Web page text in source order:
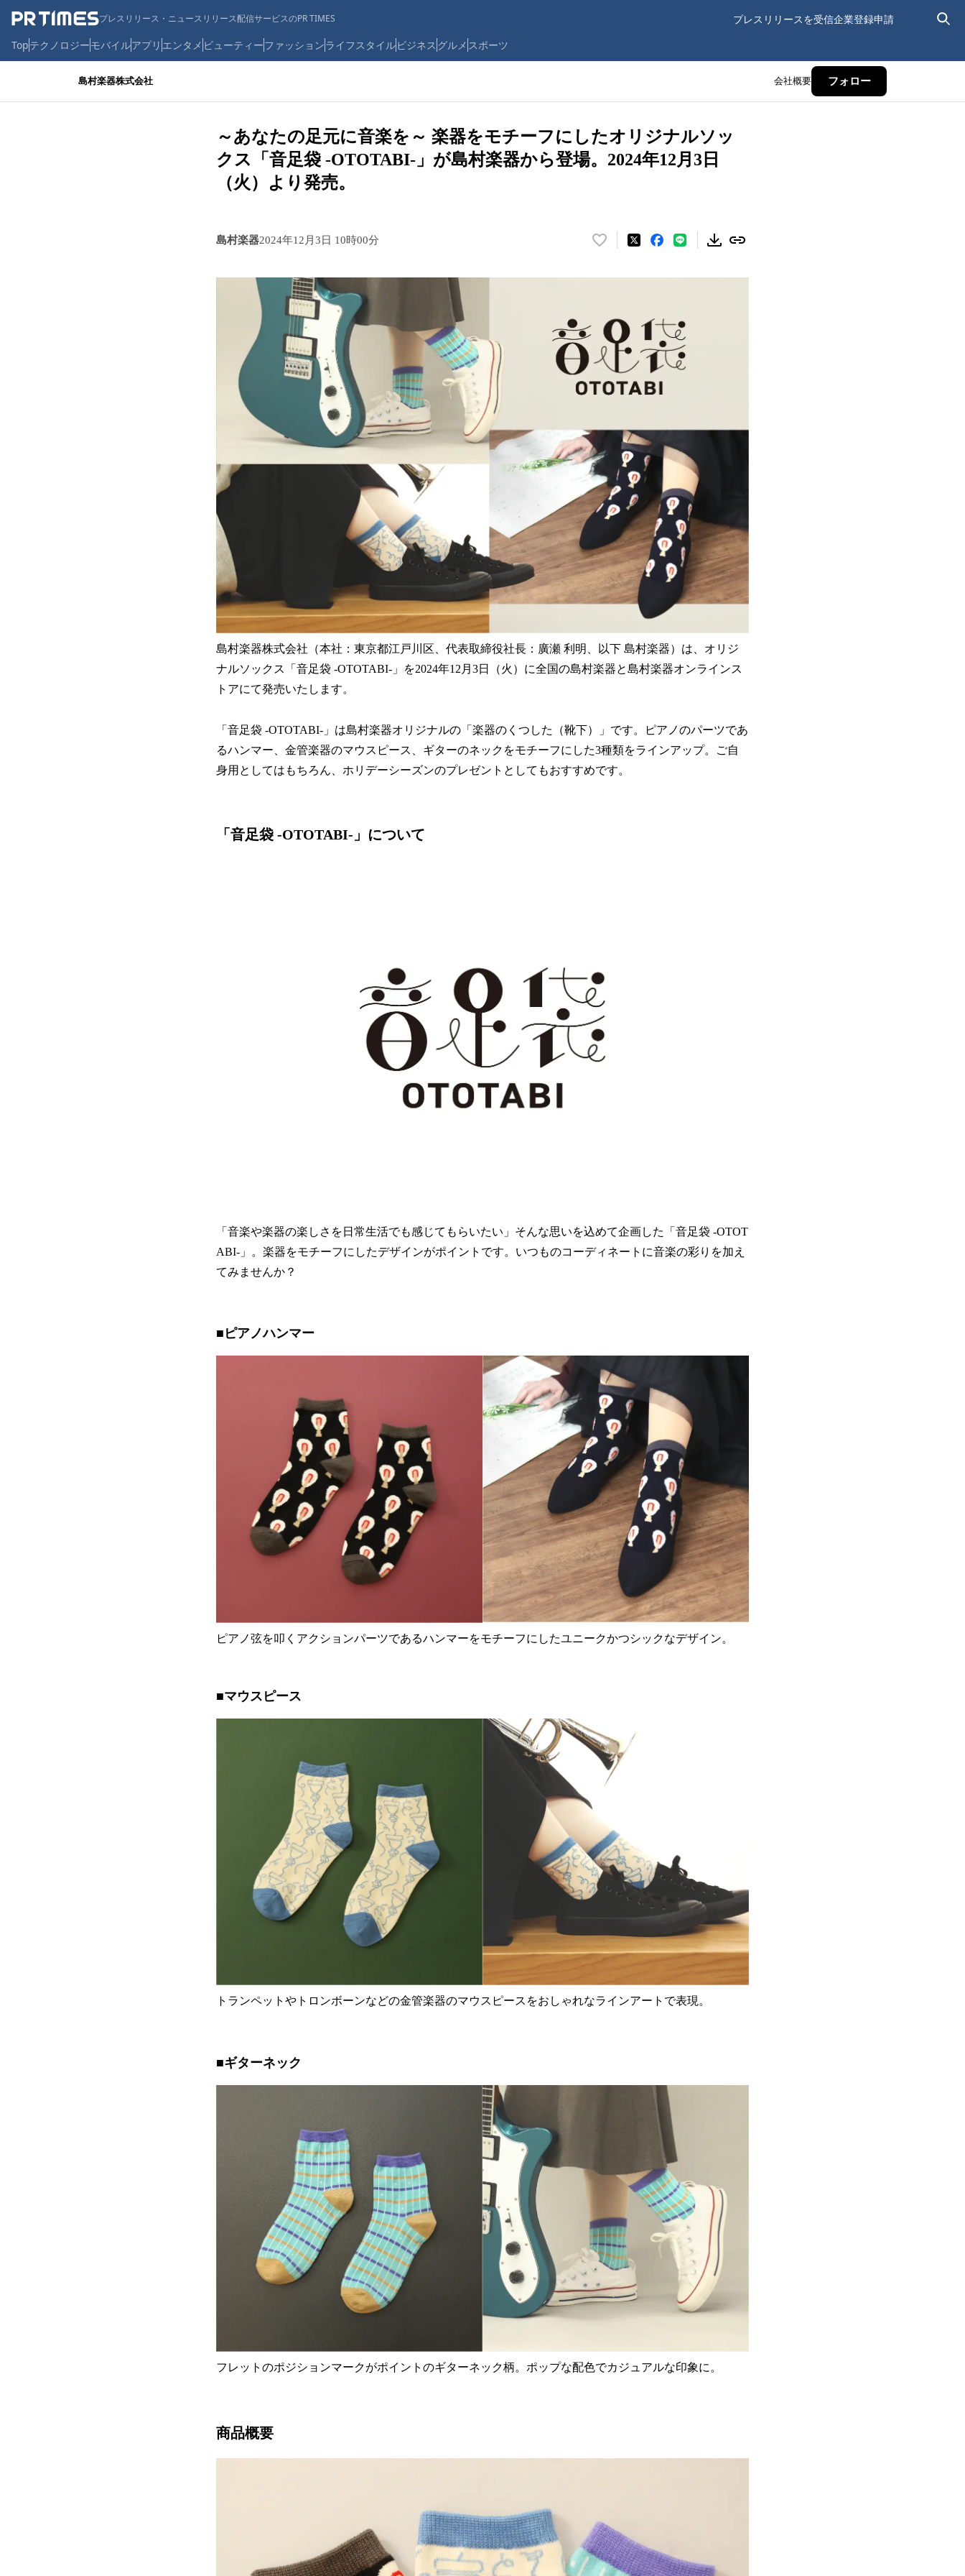
プレスリリース・ニュースリリース配信サービスのPR TIMES プレスリリースを受信企業登録申請
Topテクノロジーモバイルアプリ エンタメ ビューティーファッションライフスタイルビジネス グルメ スポーツ
島村楽器株式会社 会社概要 フォロー
～あなたの足元に音楽を～ 楽器をモチーフにしたオリジナルソッ
クス「音足袋 -OTOTABI-」が島村楽器から登場。2024年12月3日
（火）より発売。
島村楽器2024年12月3日 10時00分
い
ね
を
読
み
込
み
中
す
島村楽器株式会社（本社：東京都江戸川区、代表取締役社長：廣瀬 利明、以下 島村楽器）は、オリジ
ナルソックス「音足袋 -OTOTABI-」を2024年12月3日（火）に全国の島村楽器と島村楽器オンラインス
トアにて発売いたします。
「音足袋 -OTOTABI-」は島村楽器オリジナルの「楽器のくつした（靴下）」です。ピアノのパーツであ
るハンマー、金管楽器のマウスピース、ギターのネックをモチーフにした3種類をラインアップ。ご自
身用としてはもちろん、ホリデーシーズンのプレゼントとしてもおすすめです。
「音足袋 -OTOTABI-」について
「音楽や楽器の楽しさを日常生活でも感じてもらいたい」そんな思いを込めて企画した「音足袋 -OTOT
ABI-」。楽器をモチーフにしたデザインがポイントです。いつものコーディネートに音楽の彩りを加え
てみませんか？
■ピアノハンマー
ピアノ弦を叩くアクションパーツであるハンマーをモチーフにしたユニークかつシックなデザイン。
■マウスピース
トランペットやトロンボーンなどの金管楽器のマウスピースをおしゃれなラインアートで表現。
■ギターネック
フレットのポジションマークがポイントのギターネック柄。ポップな配色でカジュアルな印象に。
商品概要